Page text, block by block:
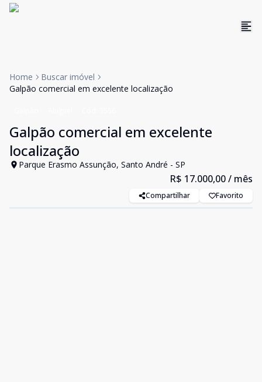
Home
Buscar imóvel
Galpão comercial em excelente localização
Galpão comercial em excelente
localização
Parque Erasmo Assunção, Santo André - SP
R$ 17.000,00/ mês
Compartilhar Favorito